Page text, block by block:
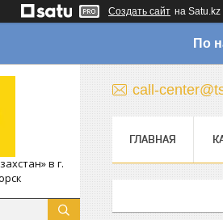
Создать сайт на Satu.kz
По
в г.
call-
ГЛАВНАЯ